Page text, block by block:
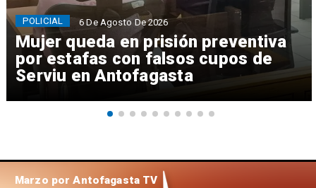
Mujer queda en prisión preventiva
por estafas con falsos cupos de
Serviu en Antofagasta
POLICIAL 6 De Agosto De 2026
Marzo por Antofagasta TV